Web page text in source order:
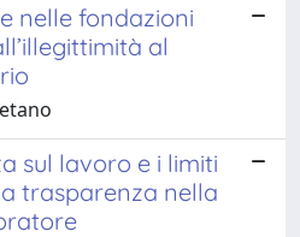
nelle fondazioni
al
sul lavoro e i limiti
trasparenza nella